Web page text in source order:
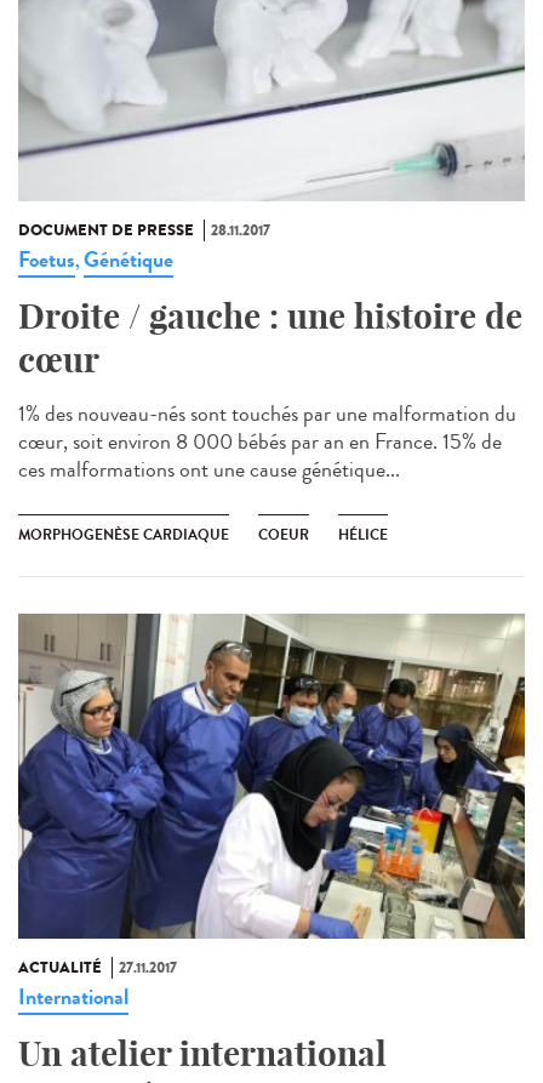
DOCUMENT DE PRESSE 28.11.2017
Foetus,Génétique
Droite / gauche : une histoire de
cœur
1% des nouveau-nés sont touchés par une malformation du
cœur, soit environ 8 000 bébés par an en France. 15% de
ces malformations ont une cause génétique...
MORPHOGENÈSE CARDIAQUE COEUR HÉLICE
ACTUALITÉ 27.11.2017
International
Un atelier international